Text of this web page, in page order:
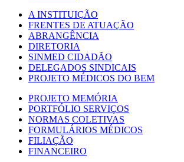
A INSTITUIÇÃO
FRENTES DE ATUAÇÃO
ABRANGÊNCIA
DIRETORIA
SINMED CIDADÃO
DELEGADOS SINDICAIS
PROJETO MÉDICOS DO BEM
PROJETO MEMÓRIA
PORTFÓLIO SERVIÇOS
NORMAS COLETIVAS
FORMULÁRIOS MÉDICOS
FILIAÇÃO
FINANCEIRO